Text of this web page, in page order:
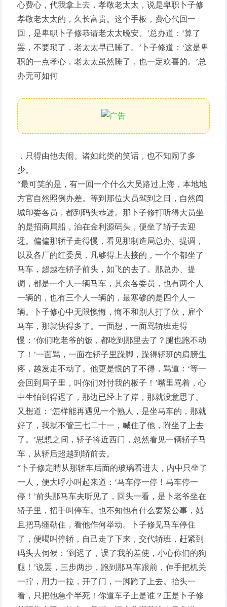
心费心，代我拿上去，孝敬老太太，说是卑职卜子修
孝敬老太太的，久长富贵。这个手板，费心代回一
回，是卑职卜子修恭请老太太晚安。’总办道：‘算了
罢，不要琐了，老太太早已睡了。’卜子修道：‘这是卑
职的一点孝心，老太太虽然睡了，也一定欢喜的。’总
办无可如何
，只得由他去闹。诸如此类的笑话，也不知闹了多
少。
“最可笑的是，有一回一个什么大员路过上海，本地地
方官自然照例办差。等到那位大员驾到之日，自然阖
城印委各员，都到码头恭迓。那卜子修打听得大员坐
的是招商局船，泊在金利源码头，便坐了轿子去迎
迓。偏偏那轿子走得慢，看见那制造局总办、提调，
以及各厂的红委员，凡够得上去接的，一个个都坐了
马车，超越在轿子前头，如飞的去了。那总办、提
调，都是一个人一辆马车，其余各委员，也有两个人
一辆的，也有三个人一辆的，最寒碜的是四个人一
辆。卜子修心中无限懊悔，悔不和别人打了伙，雇个
马车，那就快得多了。一面想，一面骂轿班走得
慢：‘你们吃老爷的饭，都吃到那里去了？腿也跑不动
了！’一面骂，一面在轿子里跺脚，跺得轿班的肩膀生
疼，越发走不动了。他更是恨的了不得，骂道：‘等一
会回到局子里，叫你们对付我的板子！’嘴里骂着，心
中生怕到得迟了，那边已经上了岸，那就没意思了。
又想道：‘怎样能再遇见一个熟人，是坐马车的，那就
好了，我就不管三七二十一，喊住了他，附坐了上去
了。’思想之间，轿子将近西门，忽然看见一辆轿子马
车，从轿后超越到轿前去。
“卜子修定睛从那轿车后面的玻璃看进去，内中只坐了
一人，便大呼小叫起来道：‘马车停一停！马车停一
停！’前头那马车夫听见了，回头一看，是卜老爷坐在
轿子里，招手叫停车。也不知他有什么要紧公事，姑
且把马缰勒住，看他作何举动。卜子修见马车停住
了，便喝叫停轿，自己走了下来，交代轿班，赶紧到
码头去伺候：‘到迟了，误了我的差使，小心你们的狗
腿！’说罢，三步两步，跑到那马车跟前，伸手把机关
一拧，用力一拉，开了门，一脚跨了上去。抬头一
看，只把他急个半死！你道车子上是谁？正是卜子修